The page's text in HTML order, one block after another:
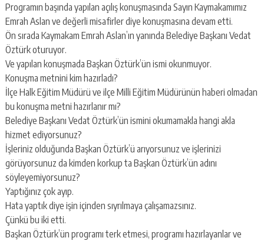
Programın başında yapılan açılış konuşmasında Sayın Kaymakamımız
Emrah Aslan ve değerli misafirler diye konuşmasına devam etti.
Ön sırada Kaymakam Emrah Aslan’ın yanında Belediye Başkanı Vedat
Öztürk oturuyor.
Ve yapılan konuşmada Başkan Öztürk’ün ismi okunmuyor.
Konuşma metnini kim hazırladı?
İlçe Halk Eğitim Müdürü ve ilçe Milli Eğitim Müdürünün haberi olmadan
bu konuşma metni hazırlanır mı?
Belediye Başkanı Vedat Öztürk’ün ismini okumamakla hangi akla
hizmet ediyorsunuz?
İşleriniz olduğunda Başkan Öztürk’ü arıyorsunuz ve işlerinizi
görüyorsunuz da kimden korkup ta Başkan Öztürk’ün adını
söyleyemiyorsunuz?
Yaptığınız çok ayıp.
Hata yaptık diye işin içinden sıyrılmaya çalışamazsınız.
Çünkü bu iki etti.
Başkan Öztürk’ün programı terk etmesi, programı hazırlayanlar ve